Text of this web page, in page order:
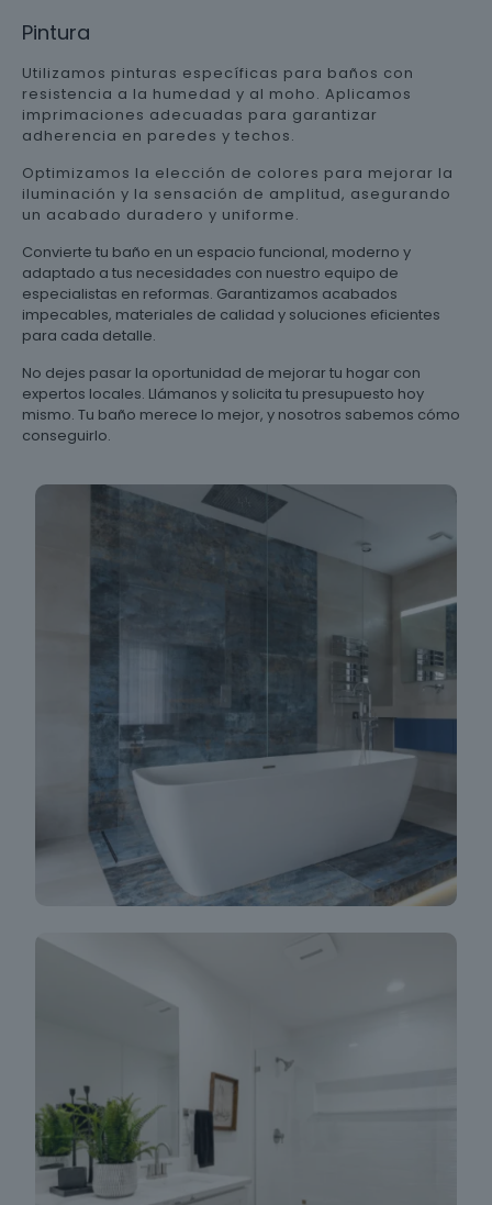
Pintura
Utilizamos pinturas específicas para baños con
resistencia a la humedad y al moho. Aplicamos
imprimaciones adecuadas para garantizar
adherencia en paredes y techos.
Optimizamos la elección de colores para mejorar la
iluminación y la sensación de amplitud, asegurando
un acabado duradero y uniforme.
Convierte tu baño en un espacio funcional, moderno y
adaptado a tus necesidades con nuestro equipo de
especialistas en reformas. Garantizamos acabados
impecables, materiales de calidad y soluciones eficientes
para cada detalle.
No dejes pasar la oportunidad de mejorar tu hogar con
expertos locales. Llámanos y solicita tu presupuesto hoy
mismo. Tu baño merece lo mejor, y nosotros sabemos cómo
conseguirlo.